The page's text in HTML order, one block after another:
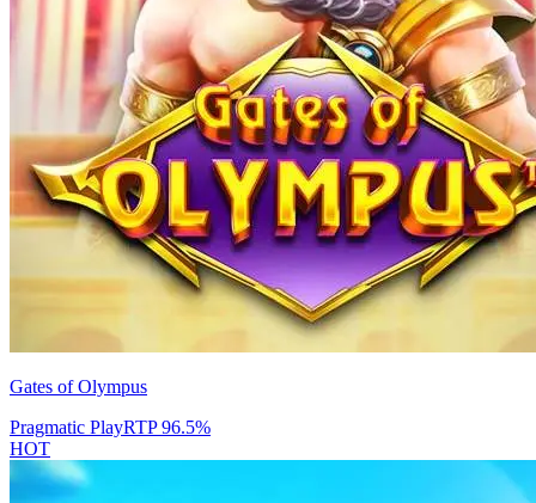
Gates of Olympus
Pragmatic PlayRTP96.5%
HOT